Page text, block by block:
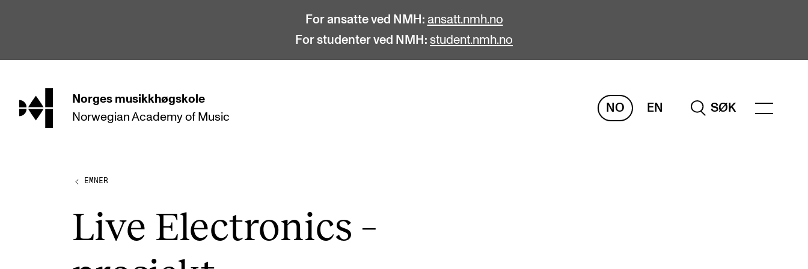
For ansatte ved NMH: ansatt.nmh.no
For studenter ved NMH: student.nmh.no
hjem Norges musikkhøgskole
Norwegian Academy of Music
NO EN
SØK
STUDIER
Bachelor
Doktorgrad Salane våre
EMNER
Live Electro­nics –